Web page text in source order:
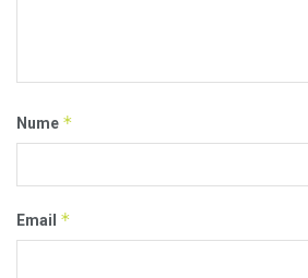
Nume *
Email *